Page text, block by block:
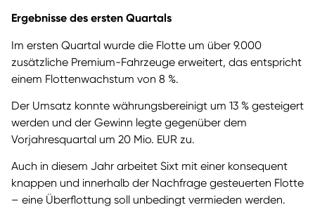
Ergebnisse des ersten Quartals
Im ersten Quartal wurde die Flotte um über 9.000
zusätzliche Premium-Fahrzeuge erweitert, das entspricht
einem Flottenwachstum von 8 %.
Der Umsatz konnte währungsbereinigt um 13 % gesteigert
werden und der Gewinn legte gegenüber dem
Vorjahresquartal um 20 Mio. EUR zu.
Auch in diesem Jahr arbeitet Sixt mit einer konsequent
knappen und innerhalb der Nachfrage gesteuerten Flotte
– eine Überflottung soll unbedingt vermieden werden.